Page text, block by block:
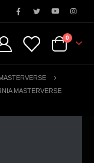
0
MASTERVERSE